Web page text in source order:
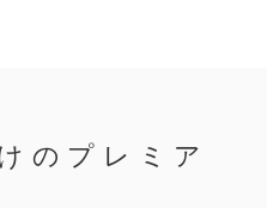
のプレミア